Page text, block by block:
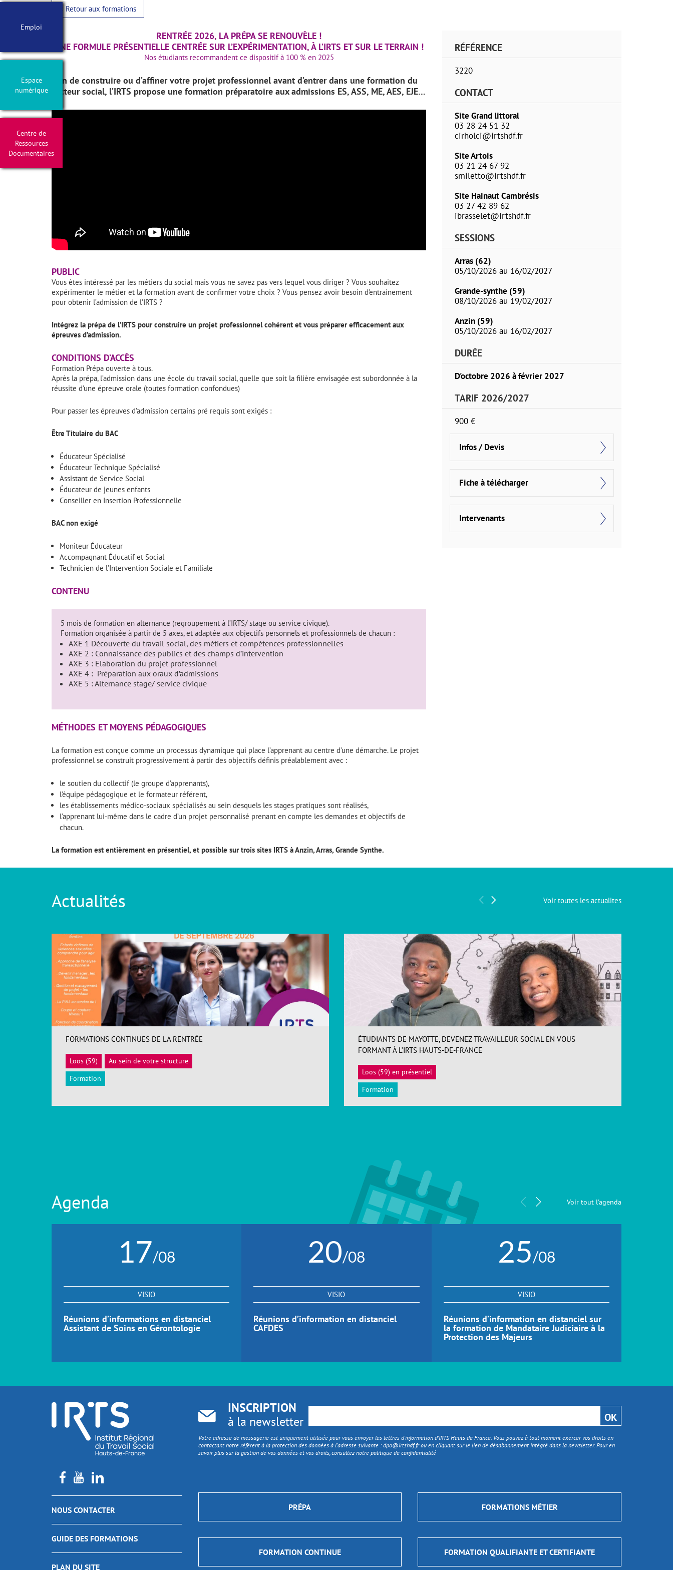
Emploi
Espace
numérique
Centre de
Ressources
Documentaires
< Retour aux formations
RENTRÉE 2026, LA PRÉPA SE RENOUVÈLE !
UNE FORMULE PRÉSENTIELLE CENTRÉE SUR L’EXPÉRIMENTATION, À L’IRTS ET SUR LE TERRAIN !
Nos étudiants recommandent ce dispositif à 100 % en 2025
Afin de construire ou d’affiner votre projet professionnel avant d’entrer dans une formation du
secteur social, l’IRTS propose une formation préparatoire aux admissions ES, ASS, ME, AES, EJE…
PUBLIC
Vous êtes intéressé par les métiers du social mais vous ne savez pas vers lequel vous diriger ? Vous souhaitez
expérimenter le métier et la formation avant de confirmer votre choix ? Vous pensez avoir besoin d’entrainement
pour obtenir l’admission de l’IRTS ?
Intégrez la prépa de l’IRTS pour construire un projet professionnel cohérent et vous préparer efficacement aux
épreuves d’admission.
CONDITIONS D’ACCÈS
Formation Prépa ouverte à tous.
Après la prépa, l’admission dans une école du travail social, quelle que soit la filière envisagée est subordonnée à la
réussite d’une épreuve orale (toutes formation confondues)
Pour passer les épreuves d’admission certains pré requis sont exigés :
Être Titulaire du BAC
Éducateur Spécialisé
Éducateur Technique Spécialisé
Assistant de Service Social
Éducateur de jeunes enfants
Conseiller en Insertion Professionnelle
BAC non exigé
Moniteur Éducateur
Accompagnant Éducatif et Social
Technicien de l’Intervention Sociale et Familiale
CONTENU
5 mois de formation en alternance (regroupement à l’IRTS/ stage ou service civique).
Formation organisée à partir de 5 axes, et adaptée aux objectifs personnels et professionnels de chacun :
AXE 1 Découverte du travail social, des métiers et compétences professionnelles
AXE 2 : Connaissance des publics et des champs d’intervention
AXE 3 : Elaboration du projet professionnel
AXE 4 : Préparation aux oraux d’admissions
AXE 5 : Alternance stage/ service civique
MÉTHODES ET MOYENS PÉDAGOGIQUES
La formation est conçue comme un processus dynamique qui place l’apprenant au centre d’une démarche. Le projet
professionnel se construit progressivement à partir des objectifs définis préalablement avec :
le soutien du collectif (le groupe d’apprenants),
l’équipe pédagogique et le formateur référent,
les établissements médico-sociaux spécialisés au sein desquels les stages pratiques sont réalisés,
l’apprenant lui-même dans le cadre d’un projet personnalisé prenant en compte les demandes et objectifs de
chacun.
La formation est entièrement en présentiel, et possible sur trois sites IRTS à Anzin, Arras, Grande Synthe.
RÉFÉRENCE
3220
CONTACT
Site Grand littoral
03 28 24 51 32
cirholci@irtshdf.fr
Site Artois
03 21 24 67 92
smiletto@irtshdf.fr
Site Hainaut Cambrésis
03 27 42 89 62
ibrasselet@irtshdf.fr
SESSIONS
Arras (62)
05/10/2026 au 16/02/2027
Grande-synthe (59)
08/10/2026 au 19/02/2027
Anzin (59)
05/10/2026 au 16/02/2027
DURÉE
D'octobre 2026 à février 2027
TARIF 2026/2027
900 €
Infos / Devis
Fiche à télécharger
Intervenants
Actualités Voir toutes les actualites
ACCÉDER
FORMATIONS CONTINUES DE LA RENTRÉE
Loos (59)
Au sein de votre structure
Formation
ÉTUDIANTS DE MAYOTTE, DEVENEZ TRAVAILLEUR SOCIAL EN VOUS
FORMANT À L’IRTS HAUTS-DE-FRANCE
Loos (59) en présentiel
Formation
Agenda Voir tout l'agenda
17/08
VISIO
Réunions d’informations en distanciel
Assistant de Soins en Gérontologie
20/08
VISIO
Réunions d’information en distanciel
CAFDES
25/08
VISIO
Réunions d’information en distanciel sur
la formation de Mandataire Judiciaire à la
Protection des Majeurs
NOUS CONTACTER
GUIDE DES FORMATIONS
PLAN DU SITE
INSCRIPTION
à la newsletter
Votre adresse de messagerie est uniquement utilisée pour vous envoyer les lettres d'information d’IRTS Hauts de France. Vous pouvez à tout moment exercer vos droits en
contactant notre référent à la protection des données à l’adresse suivante :dpo@irtshdf.frou en cliquant sur le lien de désabonnement intégré dans la newsletter. Pour en
savoir plus sur la gestion de vos données et vos droits, consultez notre politique de confidentialité
PRÉPA FORMATIONS MÉTIER
FORMATION CONTINUE FORMATION QUALIFIANTE ET CERTIFIANTE